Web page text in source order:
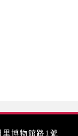
博物館路1號